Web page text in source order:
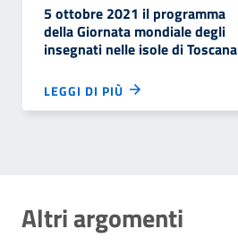
5 ottobre 2021 il programma
della Giornata mondiale degli
insegnati nelle isole di Toscana
LEGGI DI PIÙ
Altri argomenti